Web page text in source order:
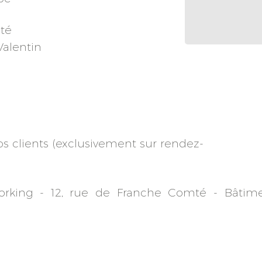
clients (exclusivement sur rendez-
- 12, rue de Franche Comté -